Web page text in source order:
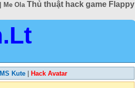
Me Ola Thủ thuật hack game Flappy
Kute
Hack Avatar